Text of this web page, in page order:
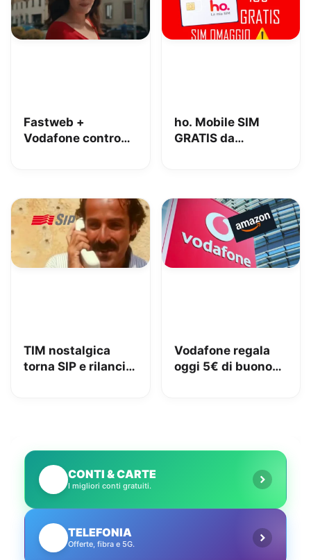
Fastweb +
Vodafone contro
ho. Mobile SIM
GRATIS da
TIM nostalgica
torna SIP e rilancia
Vodafone regala
oggi 5€ di buono
CONTI & CARTE
I migliori conti gratuiti.
TELEFONIA
Offerte, fibra e 5G.